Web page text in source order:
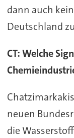
dann auch
Deutschland
CT: Welche
neuen
die